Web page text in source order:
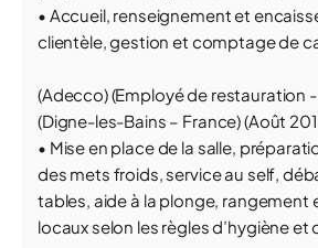
• Accueil, renseignement et
clientèle, gestion et comptage de
(Adecco) (Employé de restauration
(Digne-les-Bains – France) (Août
• Mise en place de la salle,
des mets froids, service au self,
tables, aide à la plonge, rangement
locaux selon les règles d’hygiène et